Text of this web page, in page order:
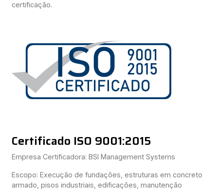
certificação.
Certificado ISO 9001:2015
Empresa Certificadora: BSI Management Systems
Escopo: Execução de fundações, estruturas em concreto
armado, pisos industriais, edificações, manutenção